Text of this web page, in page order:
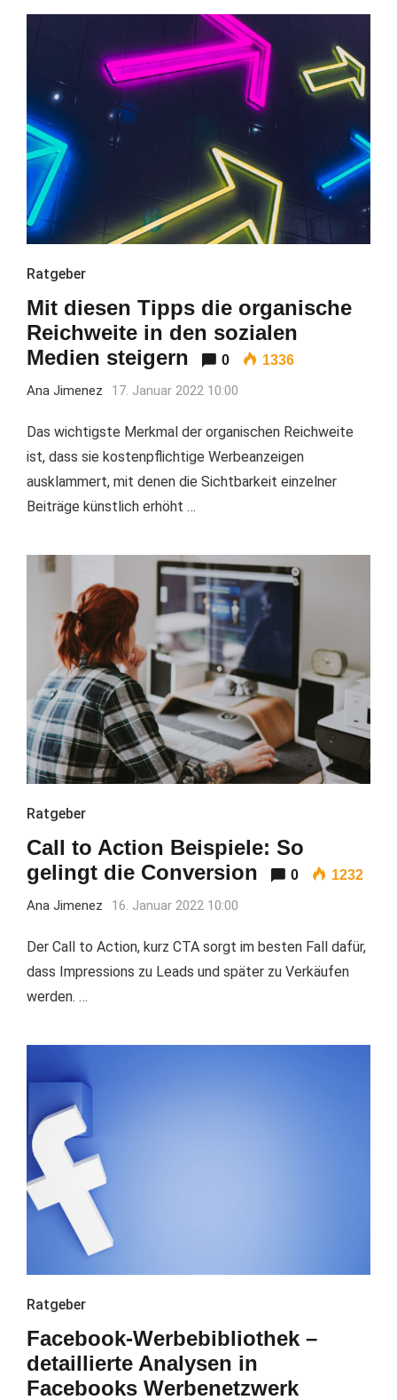
Ratgeber
Mit diesen Tipps die organische
Reichweite in den sozialen
Medien steigern
0 1336
Ana Jimenez 17. Januar 2022 10:00
Das wichtigste Merkmal der organischen Reichweite
ist, dass sie kostenpflichtige Werbeanzeigen
ausklammert, mit denen die Sichtbarkeit einzelner
Beiträge künstlich erhöht …
Ratgeber
Call to Action Beispiele: So
gelingt die Conversion
0 1232
Ana Jimenez 16. Januar 2022 10:00
Der Call to Action, kurz CTA sorgt im besten Fall dafür,
dass Impressions zu Leads und später zu Verkäufen
werden. …
Ratgeber
Facebook-Werbebibliothek –
detaillierte Analysen in
Facebooks Werbenetzwerk